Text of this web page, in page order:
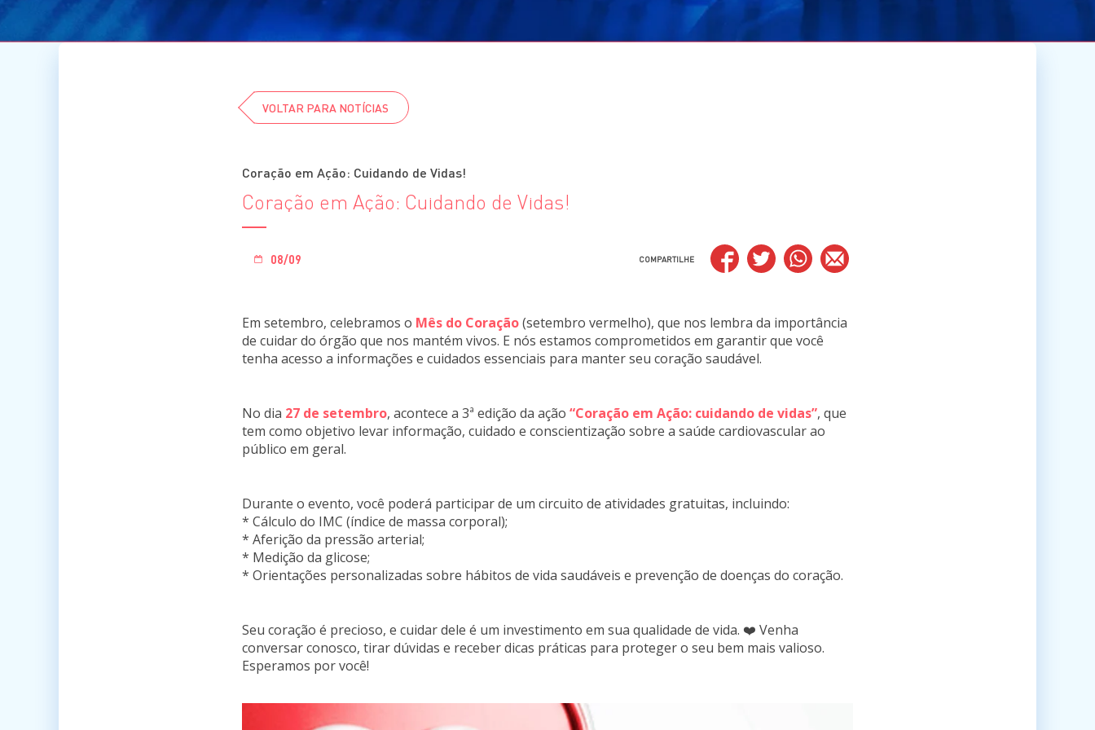
VOLTAR PARA NOTÍCIAS
Coração em Ação: Cuidando de Vidas!
Coração em Ação: Cuidando de Vidas!
08/09 COMPARTILHE
Em setembro, celebramos o Mês do Coração(setembro vermelho), que nos lembra da importância
de cuidar do órgão que nos mantém vivos. E nós estamos comprometidos em garantir que você
tenha acesso a informações e cuidados essenciais para manter seu coração saudável.
No dia 27 de setembro, acontece a 3ª edição da ação “Coração em Ação: cuidando de vidas”, que
tem como objetivo levar informação, cuidado e conscientização sobre a saúde cardiovascular ao
público em geral.
Durante o evento, você poderá participar de um circuito de atividades gratuitas, incluindo:
* Cálculo do IMC (índice de massa corporal);
* Aferição da pressão arterial;
* Medição da glicose;
* Orientações personalizadas sobre hábitos de vida saudáveis e prevenção de doenças do coração.
Seu coração é precioso, e cuidar dele é um investimento em sua qualidade de vida. ❤️ Venha
conversar conosco, tirar dúvidas e receber dicas práticas para proteger o seu bem mais valioso.
Esperamos por você!